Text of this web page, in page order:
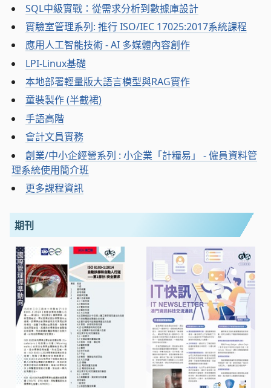
SQL中級實戰：從需求分析到數據庫設計
實驗室管理系列: 推行 ISO/IEC 17025:2017系統課程
應用人工智能技術 - AI 多媒體內容創作
LPI-Linux基礎
本地部署輕量版大語言模型與RAG實作
童裝製作 (半截裙)
手語高階
會計文員實務
創業/中小企經營系列 : 小企業「計糧易」 - 僱員資料管
理系統使用簡介班
更多課程資訊
期刊